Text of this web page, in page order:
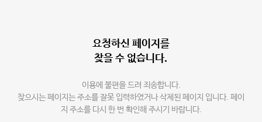
요청하신 페이지를
찾을 수 없습니다.
이용에 불편을 드려 죄송합니다.
찾으시는 페이지는 주소를 잘못 입력하였거나 삭제된 페이지 입니다. 페이
지 주소를 다시 한 번 확인해 주시기 바랍니다.